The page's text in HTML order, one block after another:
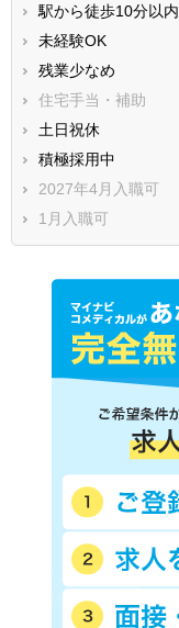
駅から徒歩10分以内
未経験OK
残業少なめ
住宅手当・補助
土日祝休
積極採用中
2027年4月入職可
1月入職可